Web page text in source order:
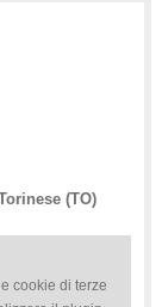
(TO)
cookie di terze